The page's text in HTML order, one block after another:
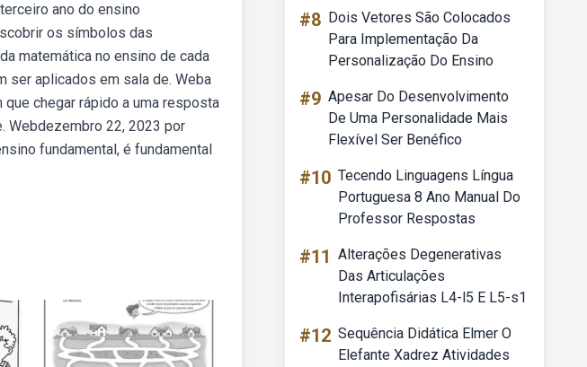
ano do ensino
os símbolos das
matemática no ensino de cada
ser aplicados em sala de. Weba
chegar rápido a uma resposta
Webdezembro 22, 2023 por
fundamental, é fundamental
#8 Dois Vetores São Colocados
Para Implementação Da
Personalização Do Ensino
#9 Apesar Do Desenvolvimento
De Uma Personalidade Mais
Flexível Ser Benéfico
#10 Tecendo Linguagens Língua
Portuguesa 8 Ano Manual Do
Professor Respostas
#11 Alterações Degenerativas
Das Articulações
Interapofisárias L4-l5 E L5-s1
#12 Sequência Didática Elmer O
Elefante Xadrez Atividades